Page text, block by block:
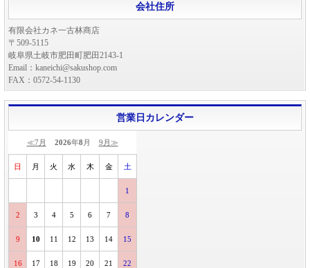
会社住所
有限会社カネ一古林商店
〒509-5115
岐阜県土岐市肥田町肥田2143-1
Email：kaneichi@sakushop.com
FAX：0572-54-1130
営業日カレンダー
≪7月 2026年8 月 9月≫
日 月 火 水 木 金 土
1
2 3 4 5 6 7 8
9 10 11 12 13 14 15
16 17 18 19 20 21 22